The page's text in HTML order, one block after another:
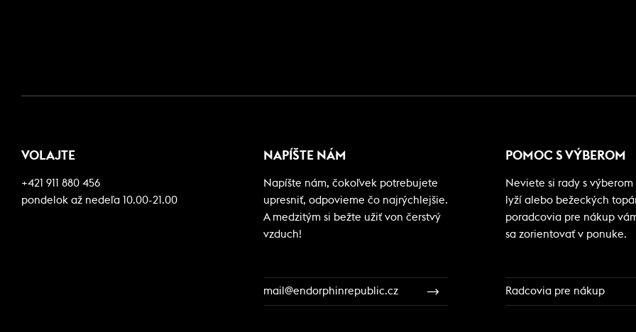
VOLAJTE
+421 911 880 456
pondelok až nedeľa 10.00-21.00
NAPÍŠTE NÁM
Napíšte nám, čokoľvek potrebujete
upresniť, odpovieme čo najrýchlejšie.
A medzitým si bežte užiť von čerstvý
vzduch!
mail@endorphinrepublic.cz
POMOC S VÝBEROM
Neviete si rady s
lyží alebo bežeckých
poradcovia pre nákup
sa zorientovať v ponuke.
Radcovia pre nákup